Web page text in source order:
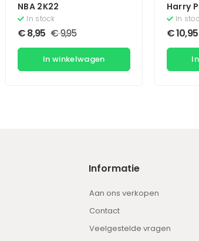
NBA 2K22
In stock
€8,95 €9,95
In winkelwagen
Harry
In
€10,95
Informatie
Aan ons verkopen
Contact
Veelgestelde vragen